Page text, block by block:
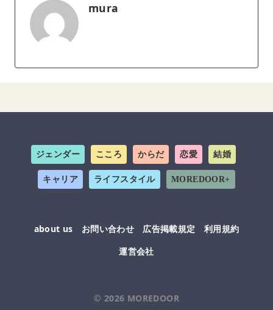
mura
ジェンダー こころ からだ 恋愛 結婚
キャリア ライフスタイル MOREDOOR+
about us お問い合わせ 広告掲載規定
利用規約
運営会社
© 2026 MOREDOOR